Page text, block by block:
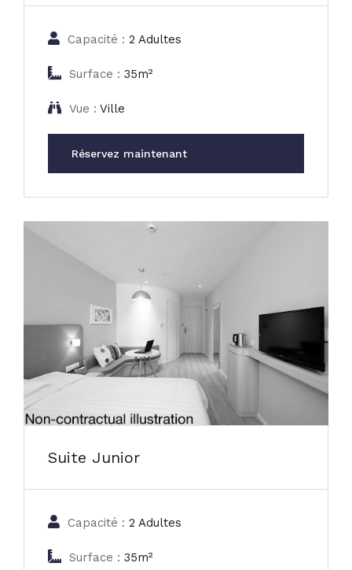
Capacité : 2 Adultes
Surface : 35m²
Vue : Ville
Réservez maintenant
Suite Junior
Capacité : 2 Adultes
Surface : 35m²